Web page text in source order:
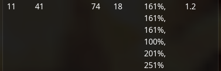
11 41 74 18
161%,
161%,
161%,
100%,
201%,
251%
1.2